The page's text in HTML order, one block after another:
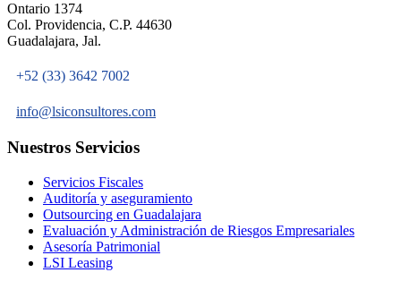
Ontario 1374
Col. Providencia, C.P. 44630
Guadalajara, Jal.
+52 (33) 3642 7002
info@lsiconsultores.com
Nuestros Servicios
Servicios Fiscales
Auditoría y aseguramiento
Outsourcing en Guadalajara
Evaluación y Administración de Riesgos Empresariales
Asesoría Patrimonial
LSI Leasing